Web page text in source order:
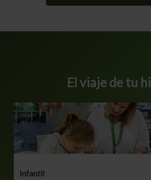
El viaje de tu
Infantil